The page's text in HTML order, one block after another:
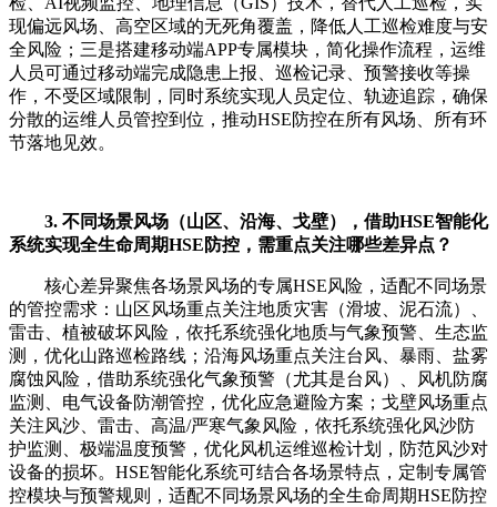
现偏远风场、高空区域的无死角覆盖，降低人工巡检难度与安
全风险；三是搭建移动端APP专属模块，简化操作流程，运维
人员可通过移动端完成隐患上报、巡检记录、预警接收等操
作，不受区域限制，同时系统实现人员定位、轨迹追踪，确保
分散的运维人员管控到位，推动HSE防控在所有风场、所有环
节落地见效。
3. 不同场景风场（山区、沿海、戈壁），借助HSE智能化
系统实现全生命周期HSE防控，需重点关注哪些差异点？
核心差异聚焦各场景风场的专属HSE风险，适配不同场景
的管控需求：山区风场重点关注地质灾害（滑坡、泥石流）、
雷击、植被破坏风险，依托系统强化地质与气象预警、生态监
测，优化山路巡检路线；沿海风场重点关注台风、暴雨、盐雾
腐蚀风险，借助系统强化气象预警（尤其是台风）、风机防腐
监测、电气设备防潮管控，优化应急避险方案；戈壁风场重点
关注风沙、雷击、高温/严寒气象风险，依托系统强化风沙防
护监测、极端温度预警，优化风机运维巡检计划，防范风沙对
设备的损坏。HSE智能化系统可结合各场景特点，定制专属管
控模块与预警规则，适配不同场景风场的全生命周期HSE防控